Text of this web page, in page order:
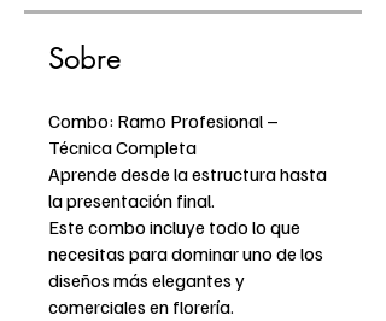
Sobre
Combo: Ramo Profesional –
Técnica Completa
Aprende desde la estructura hasta
la presentación final.
Este combo incluye todo lo que
necesitas para dominar uno de los
diseños más elegantes y
comerciales en florería.